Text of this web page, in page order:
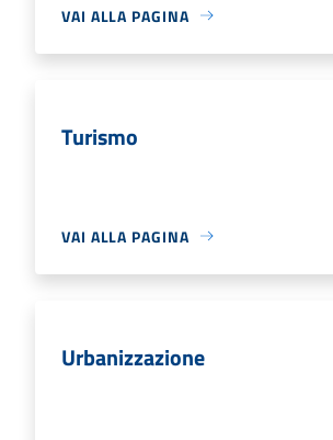
VAI ALLA PAGINA
Turismo
VAI ALLA PAGINA
Urbanizzazione